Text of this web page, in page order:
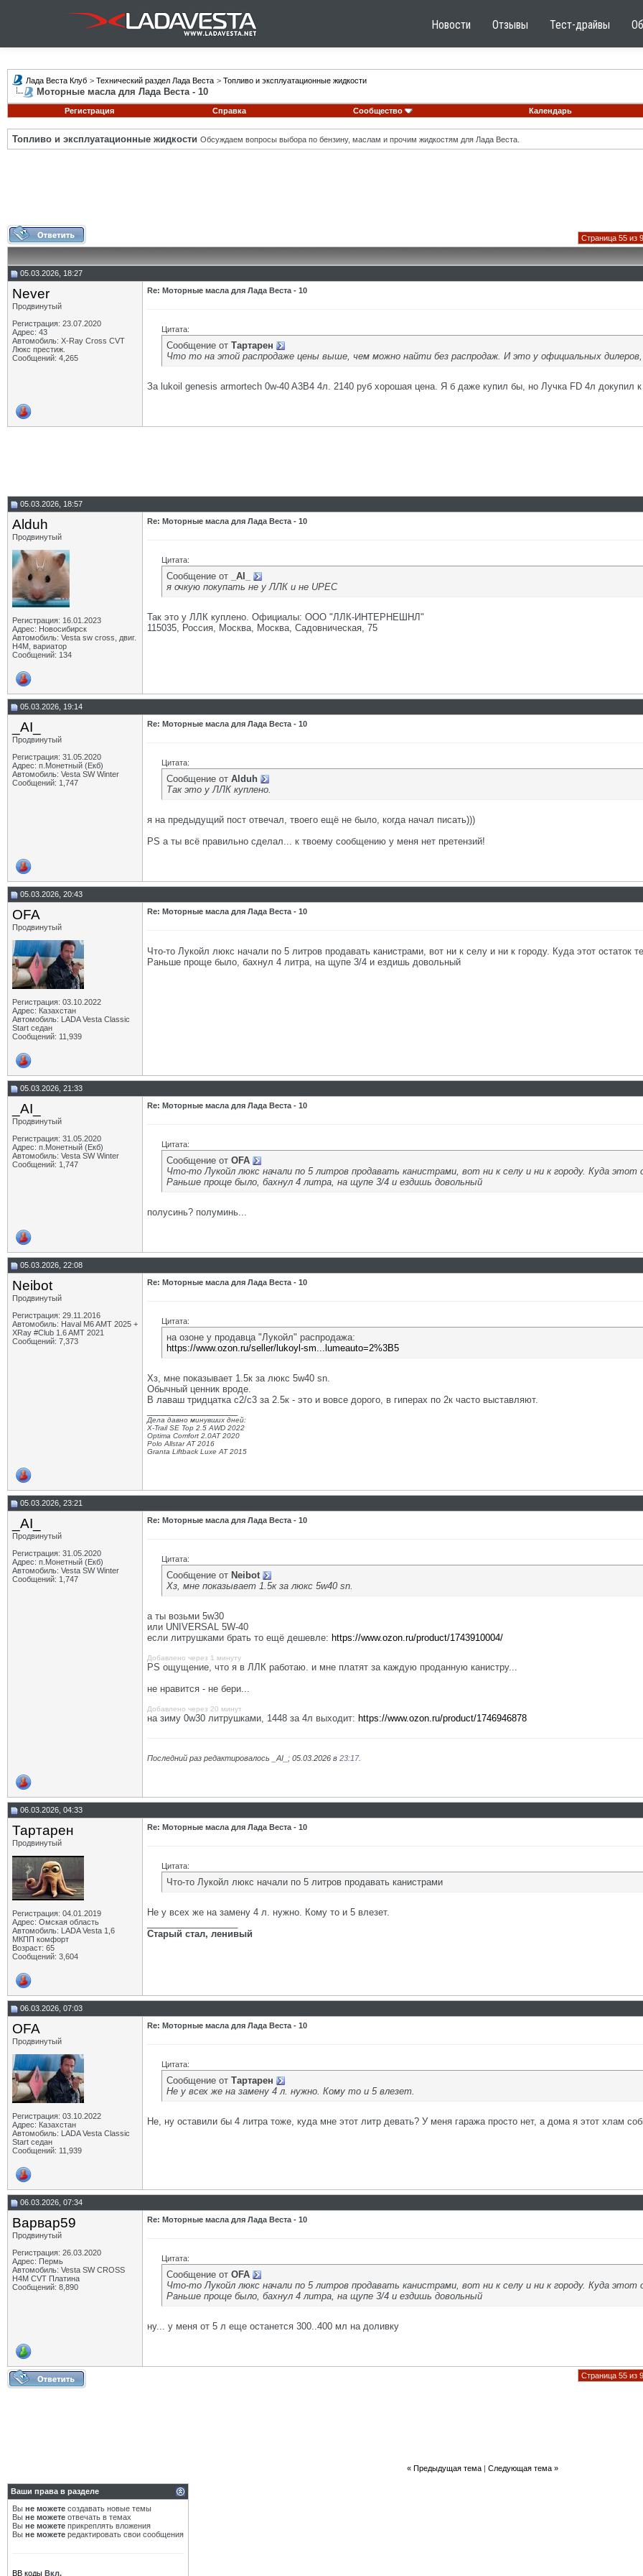
Новости Отзывы Тест-драйвы
Лада Веста Клуб > Технический раздел Лада Веста > Топливо и эксплуатационные жидкости
Моторные масла для Лада Веста - 10
Регистрация
Справка Сообщество Календарь
Топливо и эксплуатационные жидкости Обсуждаем вопросы выбора по бензину, маслам и прочим жидкостям для Лада Веста.
Страница 55 из
05.03.2026, 18:27
Never
Продвинутый
Регистрация: 23.07.2020
Адрес: 43
Автомобиль: X-Ray Cross CVT
Люкс престиж.
Сообщений: 4,265
Re: Моторные масла для Лада Веста - 10
Цитата:
Сообщение от Тартарен
Что то на этой распродаже цены выше, чем можно найти без распродаж. И это у официальных
За lukoil genesis armortech 0w-40 A3B4 4л. 2140 руб хорошая цена. Я б даже купил бы, но Лучка FD 4л докупил к
05.03.2026, 18:57
Alduh
Продвинутый
Регистрация: 16.01.2023
Адрес: Новосибирск
Автомобиль: Vesta sw cross, двиг.
H4M, вариатор
Сообщений: 134
Re: Моторные масла для Лада Веста - 10
Цитата:
Сообщение от
_AI_
я очкую покупать не у ЛЛК и не UPEC
Так это у ЛЛК куплено. Официалы: ООО "ЛЛК-ИНТЕРНЕШНЛ"
115035, Россия, Москва, Москва, Садовническая, 75
05.03.2026, 19:14
_AI_
Продвинутый
Регистрация: 31.05.2020
Адрес: п.Монетный (Екб)
Автомобиль: Vesta SW Winter
Сообщений: 1,747
Re: Моторные масла для Лада Веста - 10
Цитата:
Сообщение от Alduh
Так это у ЛЛК куплено.
я на предыдущий пост отвечал, твоего ещё не было, когда начал писать)))
PS а ты всё правильно сделал... к твоему сообщению у меня нет претензий!
05.03.2026, 20:43
OFA
Продвинутый
Регистрация: 03.10.2022
Адрес: Казахстан
Автомобиль: LADA Vesta Classic
Start седан
Сообщений: 11,939
Re: Моторные масла для Лада Веста - 10
Что-то Лукойл люкс начали по 5 литров продавать канистрами, вот ни к селу и ни к городу. Куда этот остаток
Раньше проще было, бахнул 4 литра, на щупе 3/4 и ездишь довольный
05.03.2026, 21:33
_AI_
Продвинутый
Регистрация: 31.05.2020
Адрес: п.Монетный (Екб)
Автомобиль: Vesta SW Winter
Сообщений: 1,747
Re: Моторные масла для Лада Веста - 10
Цитата:
Сообщение от OFA
Что-то Лукойл люкс начали по 5 литров продавать канистрами, вот ни к селу и ни к городу. Куда
Раньше проще было, бахнул 4 литра, на щупе 3/4 и ездишь довольный
полусинь? полуминь...
05.03.2026, 22:08
Neibot
Продвинутый
Регистрация: 29.11.2016
Автомобиль: Haval M6 AMT 2025 +
XRay #Club 1.6 AMT 2021
Сообщений: 7,373
Re: Моторные масла для Лада Веста - 10
Цитата:
на озоне у продавца "Лукойл" распродажа:
https://www.ozon.ru/seller/lukoyl-sm...lumeauto=2%3B5
Хз, мне показывает 1.5к за люкс 5w40 sn.
Обычный ценник вроде.
В лаваш тридцатка с2/с3 за 2.5к - это и вовсе дорого, в гиперах по 2к часто выставляют.
Дела давно минувших дней:
X-Trail SE Top 2.5 AWD 2022
Optima Comfort 2.0AT 2020
Polo Allstar AT 2016
Granta Liftback Luxe AT 2015
05.03.2026, 23:21
_AI_
Продвинутый
Регистрация: 31.05.2020
Адрес: п.Монетный (Екб)
Автомобиль: Vesta SW Winter
Сообщений: 1,747
Re: Моторные масла для Лада Веста - 10
Цитата:
Сообщение от Neibot
Хз, мне показывает 1.5к за люкс 5w40 sn.
а ты возьми 5w30
или UNIVERSAL 5W-40
если литрушками брать то ещё дешевле: https://www.ozon.ru/product/1743910004/
Добавлено через 1 минуту
PS ощущение, что я в ЛЛК работаю. и мне платят за каждую проданную канистру...
не нравится - не бери...
Добавлено через 20 минут
на зиму 0w30 литрушками, 1448 за 4л выходит: https://www.ozon.ru/product/1746946878
Последний раз редактировалось _AI_; 05.03.2026 в 23:17.
06.03.2026, 04:33
Тартарен
Продвинутый
Регистрация: 04.01.2019
Адрес: Омская область
Автомобиль: LADA Vesta 1,6
МКПП комфорт
Возраст: 65
Сообщений: 3,604
Re: Моторные масла для Лада Веста - 10
Цитата:
Что-то Лукойл люкс начали по 5 литров продавать канистрами
Не у всех же на замену 4 л. нужно. Кому то и 5 влезет.
Старый стал, ленивый
06.03.2026, 07:03
OFA
Продвинутый
Регистрация: 03.10.2022
Адрес: Казахстан
Автомобиль: LADA Vesta Classic
Start седан
Сообщений: 11,939
Re: Моторные масла для Лада Веста - 10
Цитата:
Сообщение от Тартарен
Не у всех же на замену 4 л. нужно. Кому то и 5 влезет.
Не, ну оставили бы 4 литра тоже, куда мне этот литр девать? У меня гаража просто нет, а дома я этот хлам
06.03.2026, 07:34
Варвар59
Продвинутый
Регистрация: 26.03.2020
Адрес: Пермь
Автомобиль: Vesta SW CROSS
H4M CVT Платина
Сообщений: 8,890
Re: Моторные масла для Лада Веста - 10
Цитата:
Сообщение от OFA
Что-то Лукойл люкс начали по 5 литров продавать канистрами, вот ни к селу и ни к городу. Куда
Раньше проще было, бахнул 4 литра, на щупе 3/4 и ездишь довольный
ну... у меня от 5 л еще останется 300..400 мл на доливку
Страница 55 из
« Предыдущая тема| Следующая тема »
Ваши права в разделе
Вы не можете создавать новые темы
Вы не можете отвечать в темах
Вы не можете прикреплять вложения
Вы не можете редактировать свои сообщения
BB коды Вкл.